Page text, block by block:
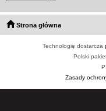
Strona główna
Technologię dostarcza
Polski
Zasady